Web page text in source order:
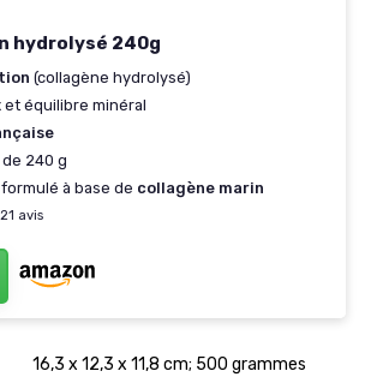
hydrolysé 240g
(collagène hydrolysé)
et équilibre minéral
240 g
à base de collagène marin
21 avis
16,3 x 12,3 x 11,8 cm; 500 grammes